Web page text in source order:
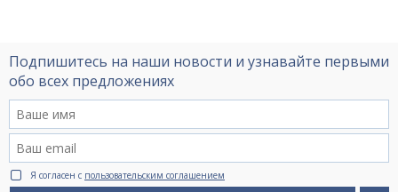
Подпишитесь на наши новости и узнавайте первыми
обо всех предложениях
Я согласен с пользовательским соглашением